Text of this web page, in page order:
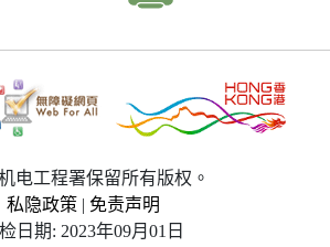
电工程署保留所有版权。
私隐政策 | 免责声明
日期: 2023年09月01日